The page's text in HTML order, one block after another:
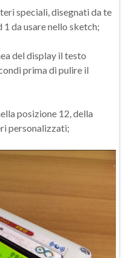
speciali, disegnati da te
da usare nello sketch;
del display il testo
prima di pulire il
posizione 12, della
personalizzati;